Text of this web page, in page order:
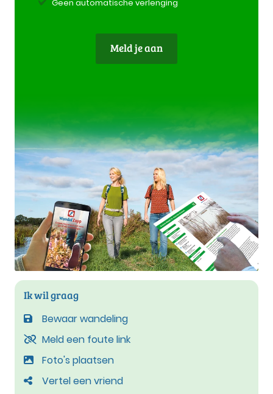
Geen automatische verlenging
Meld je aan
Ik wil graag
Bewaar wandeling
Meld een foute link
Foto's plaatsen
Vertel een vriend